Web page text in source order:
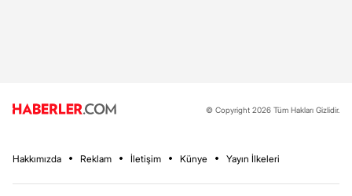
© Copyright 2026 Tüm Hakları Gizlidir.
Hakkımızda Reklam İletişim Künye Yayın İlkeleri